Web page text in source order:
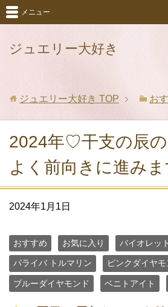
ジュエリー大好き
メニュー
ジュエリー大好き TOP お
2024年♡干支の辰
よく前向きに進み
2024年1月1日
おすすめ お気に入り バイオレッ
パライバ トルマリン ピンクダイヤモ
ブルーダイヤモンド ベニトアイト